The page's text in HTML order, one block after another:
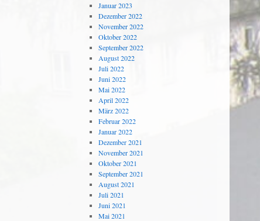
Januar 2023
Dezember 2022
November 2022
Oktober 2022
September 2022
August 2022
Juli 2022
Juni 2022
Mai 2022
April 2022
März 2022
Februar 2022
Januar 2022
Dezember 2021
November 2021
Oktober 2021
September 2021
August 2021
Juli 2021
Juni 2021
Mai 2021